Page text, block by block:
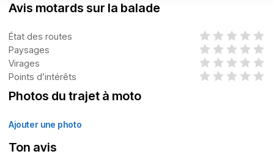
Avis motards sur la balade
État des routes
Paysages
Virages
Points d’intérêts
Photos du trajet à moto
Ajouter une photo
Ton avis